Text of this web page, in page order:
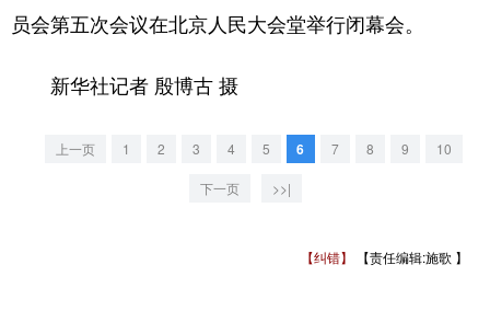
员会第五次会议在北京人民大会堂举行闭幕会。
新华社记者 殷博古 摄
上一页 1 2 3 4 5 6 7 8 9 10
下一页 >>|
【纠错】 【责任编辑:施歌 】